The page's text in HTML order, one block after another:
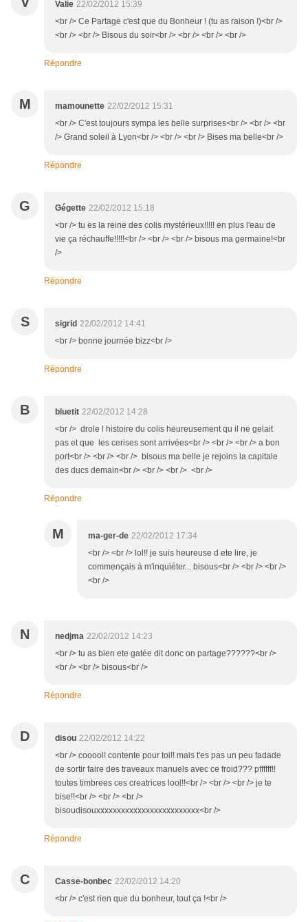
Valie 22/02/2012 15:39
<br /> Ce Partage c'est que du Bonheur ! (tu as raison !)<br />
<br /> <br /> Bisous du soir<br /> <br /> <br /> <br />
Répondre
M mamounette 22/02/2012 15:31
<br /> C'est toujours sympa les belle surprises<br /> <br /> <br
/> Grand soleil à Lyon<br /> <br /> <br /> Bises ma belle<br />
Répondre
G Gégette 22/02/2012 15:18
<br /> tu es la reine des colis mystérieux!!!!! en plus l'eau de
vie ça réchauffe!!!!!<br /> <br /> <br /> bisous ma germaine!<br
/>
Répondre
S sigrid 22/02/2012 14:41
<br /> bonne journée bizz<br />
Répondre
B bluetit 22/02/2012 14:28
<br /> drole l histoire du colis heureusement qu il ne gelait
pas et que les cerises sont arrivées<br /> <br /> <br /> a bon
port<br /> <br /> <br /> bisous ma belle je rejoins la capitale
des ducs demain<br /> <br /> <br /> <br />
Répondre
M ma-ger-de 22/02/2012 17:34
<br /> <br /> lol!! je suis heureuse d ete lire, je
commençais à m'inquiéter... bisous<br /> <br /> <br />
<br />
N nedjma 22/02/2012 14:23
<br /> tu as bien ete gatée dit donc on partage??????<br />
<br /> <br /> bisous<br />
Répondre
D disou 22/02/2012 14:22
<br /> cooool! contente pour toi!! mais t'es pas un peu fadade
de sortir faire des traveaux manuels avec ce froid??? pffffff!!
toutes timbrees ces creatrices lool!!<br /> <br /> <br /> je te
bise!!<br /> <br /> <br />
bisoudisouxxxxxxxxxxxxxxxxxxxxxxxxx<br />
Répondre
C Casse-bonbec 22/02/2012 14:20
<br /> c'est rien que du bonheur, tout ça !<br />